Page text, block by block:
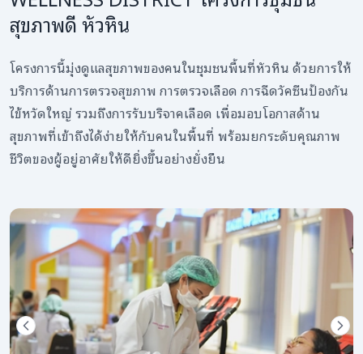
สุขภาพดี หัวหิน
โครงการนี้มุ่งดูแลสุขภาพของคนในชุมชนพื้นที่หัวหิน ด้วยการให้
บริการด้านการตรวจสุขภาพ การตรวจเลือด การฉีดวัคซีนป้องกัน
ไข้หวัดใหญ่ รวมถึงการรับบริจาคเลือด เพื่อมอบโอกาสด้าน
สุขภาพที่เข้าถึงได้ง่ายให้กับคนในพื้นที่ พร้อมยกระดับคุณภาพ
ชีวิตของผู้อยู่อาศัยให้ดียิ่งขึ้นอย่างยั่งยืน